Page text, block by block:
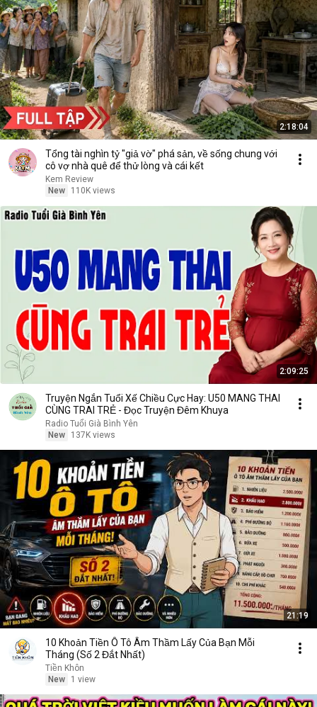
2:18:04
Tổng tài nghìn tỷ "giả vờ" phá sản, về sống chung với
cô vợ nhà quê để thử lòng và cái kết
Kem Review
New
110K views
2:09:25
Truyện Ngắn Tuổi Xế Chiều Cực Hay: U50 MANG THAI
CÙNG TRAI TRẺ - Đọc Truyện Đêm Khuya
Radio Tuổi Già Bình Yên
New
137K views
21:19
10 Khoản Tiền Ô Tô Âm Thầm Lấy Của Bạn Mỗi
Tháng (Số 2 Đắt Nhất)
Tiền Khôn
New
1 view